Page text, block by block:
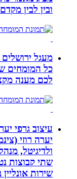
ובין לבין מקדם
מעגל ירושלים
כל המומחים של
לכם מענה מקצועי
עיצוב גרפי יערה
יערה רוזי
ולדיגיטל, מנהלת
שתי קבוצות
שירות אונליין